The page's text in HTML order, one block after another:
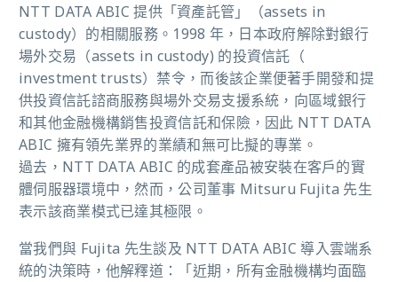
NTT DATA ABIC 提供「資產託管」（assets in
custody）的相關服務。1998 年，日本政府解除對銀行
場外交易（assets in custody) 的投資信託（
investment trusts）禁令，而後該企業便著手開發和提
供投資信託諮商服務與場外交易支援系統，向區域銀行
和其他金融機構銷售投資信託和保險，因此 NTT DATA
ABIC 擁有領先業界的業績和無可比擬的專業。
過去，NTT DATA ABIC 的成套產品被安裝在客戶的實
體伺服器環境中，然而，公司董事 Mitsuru Fujita 先生
表示該商業模式已達其極限。
當我們與 Fujita 先生談及 NTT DATA ABIC 導入雲端系
統的決策時，他解釋道：「近期，所有金融機構均面臨